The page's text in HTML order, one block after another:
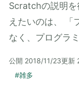
Scratchの説明を
えたいのは、 「
なく、プログラ
公開 2018/11/23更新
#雑多